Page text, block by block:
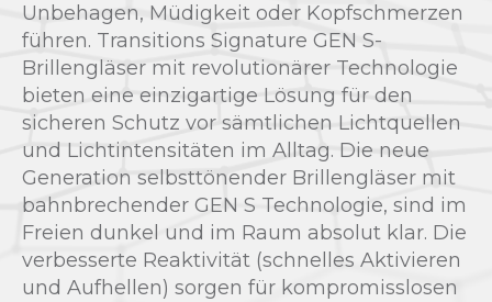
Unbehagen, Müdigkeit oder Kopfschmerzen
führen. Transitions Signature GEN S-
Brillengläser mit revolutionärer Technologie
bieten eine einzigartige Lösung für den
sicheren Schutz vor sämtlichen Lichtquellen
und Lichtintensitäten im Alltag. Die neue
Generation selbsttönender Brillengläser mit
bahnbrechender GEN S Technologie, sind im
Freien dunkel und im Raum absolut klar. Die
verbesserte Reaktivität (schnelles Aktivieren
und Aufhellen) sorgen für kompromisslosen